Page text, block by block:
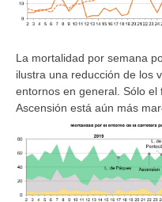
La mortalidad por semana
ilustra una reducción de los
entornos en general. Sólo el
Ascensión está aún más